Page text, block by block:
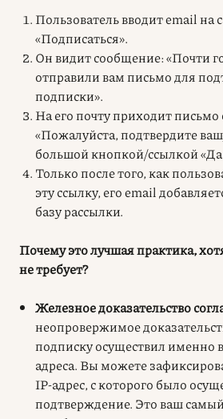
Пользователь вводит email на
«Подписаться».
Он видит сообщение: «Почти
отправили вам письмо для
подписки».
На его почту приходит письмо
«Пожалуйста, подтвердите
большой кнопкой/ссылкой
Только после того, как
эту ссылку, его email
базу рассылки.
Почему это лучшая практика,
не требует?
Железное доказательство
неопровержимое
подписку осуществил именно
адреса. Вы можете
IP-адрес, с которого было
подтверждение. Это ваш